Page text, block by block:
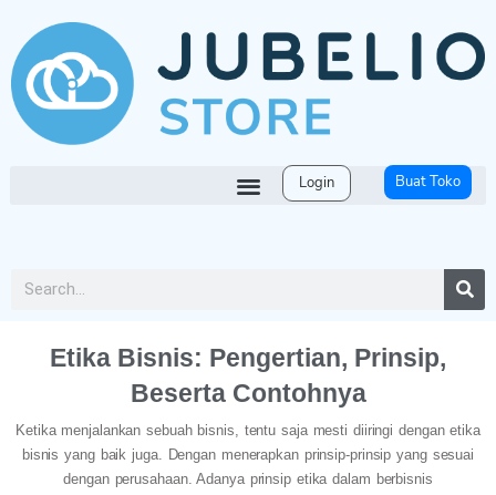
Buat Toko
Login
Etika Bisnis: Pengertian, Prinsip,
Beserta Contohnya
Ketika menjalankan sebuah bisnis, tentu saja mesti diiringi dengan etika
bisnis yang baik juga. Dengan menerapkan prinsip-prinsip yang sesuai
dengan perusahaan. Adanya prinsip etika dalam berbisnis